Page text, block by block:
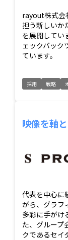
rayout株式会
担う新しいか
を展開してい
ェックバック
ています。
採用 戦略
映像を軸
代表を中心に
がら、グラフ
多彩に手がけ
た、グループ
クであるセイ